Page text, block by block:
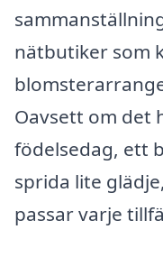
nätbutiker som
Oavsett om det
födelsedag, ett
sprida lite
passar varje